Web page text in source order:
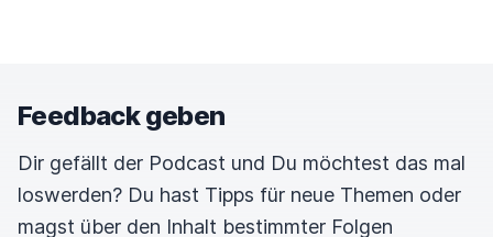
Feedback geben
Dir gefällt der Podcast und Du möchtest das mal
loswerden? Du hast Tipps für neue Themen oder
magst über den Inhalt bestimmter Folgen